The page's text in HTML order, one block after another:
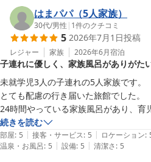
はまパパ（5人家族）
30代/男性 | 1件のクチコミ
5 2026年7月1日投稿
レジャー 家族 2026年6月宿泊
子連れに優しく、家族風呂がありがた
未就学児3人の子連れの5人家族です。
とても配慮の行き届いた旅館でした。
24時間やっている家族風呂があり、育
です。
客室、トイレ、洗面台もとてもキレイ
続きを読む
部屋: 5 | 接客・サービス: 5 | ロケーション:
温泉・お風呂: 5 | 設備: 5 | 清潔さ: 5